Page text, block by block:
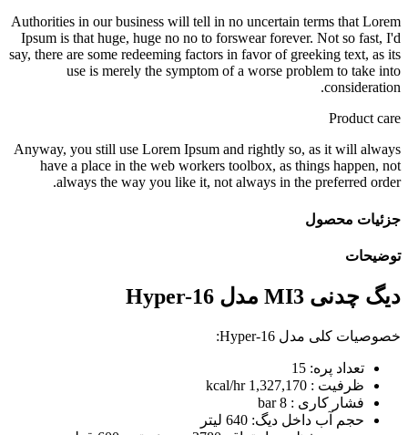
16
عدد
Authorities in our business will tell in no uncertain terms that Lorem
Ipsum is that huge, huge no no to forswear forever. Not so fast, I'd
say, there are some redeeming factors in favor of greeking text, as its
use is merely the symptom of a worse problem to take into
consideration.
Product care
Anyway, you still use Lorem Ipsum and rightly so, as it will always
have a place in the web workers toolbox, as things happen, not
always the way you like it, not always in the preferred order.
جزئیات محصول
توضیحات
دیگ چدنی MI3 مدل Hyper-16
خصوصیات کلی مدل Hyper-16:
تعداد پره: 15
ظرفیت : 1,327,170 kcal/hr
فشار کاری : 8 bar
حجم آب داخل دیگ: 640 لیتر